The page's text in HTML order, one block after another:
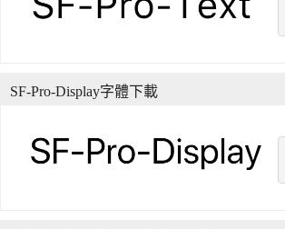
SF-Pro-Display字體下載